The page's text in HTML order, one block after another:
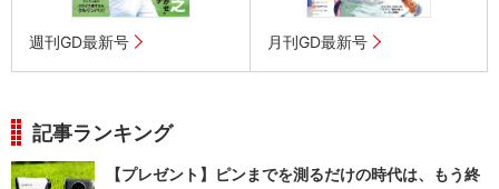
週刊GD最新号 月刊GD最新号
記事ランキング
【プレゼント】ピンまでを測るだけの時代は、もう終